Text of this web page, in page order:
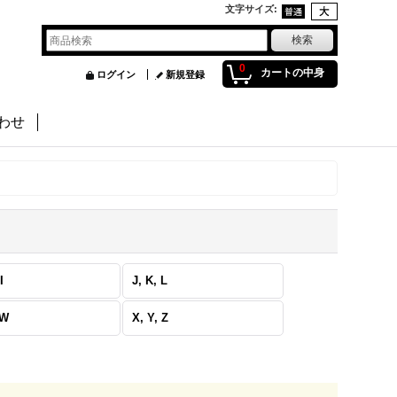
文字サイズ:
0 カートの中身
ログイン 新規登録
せ
J, K, L
X, Y, Z